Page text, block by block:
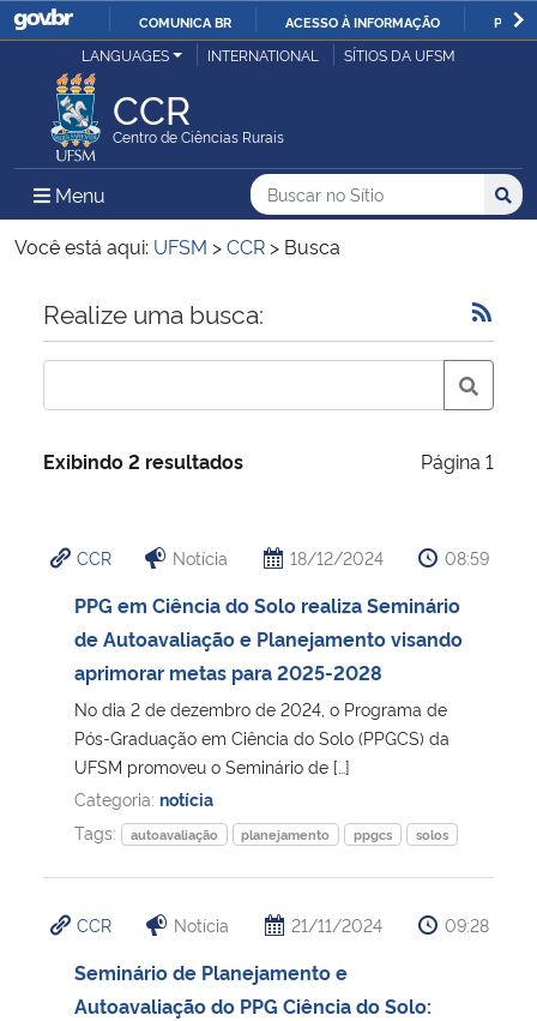
IR
COMUNICA BR ACESSO À INFORMAÇÃO
Ministério da Justiça e Segurança Pública
Ministério da Defesa
Ministério das Relações Exteriores
Ministério da Economia
Ministério da Infraestrutura
Ministério da Cidadania
Ministério de Minas e Energia
Ministério da Ciência, Tecnologia, Inovações e Comunicações
Ministério do Meio Ambiente
Ministério do Turismo
Ministério do Desenvolvimento Regional
Controladoria-Geral da União
LANGUAGES INTERNATIONAL SÍTIOS DA UFSM
CCR
Centro de Ciências Rurais
Menu Menu Principal do Sítio
Busca
Buscar no no Sítio
Busca:
Você está aqui: UFSM >CCR > Busca
Início do conteúdo
Realize uma busca:
Exibindo 2 resultados Página 1
CCR Notícia 18/12/2024 08:59
PPG em Ciência do Solo realiza Seminário
de Autoavaliação e Planejamento visando
aprimorar metas para 2025-2028
No dia 2 de dezembro de 2024, o Programa de
Pós-Graduação em Ciência do Solo (PPGCS) da
UFSM promoveu o Seminário de […]
Categoria: notícia
Tags:
autoavaliação planejamento ppgcs solos
CCR Notícia 21/11/2024 09:28
Seminário de Planejamento e
Autoavaliação do PPG Ciência do Solo: